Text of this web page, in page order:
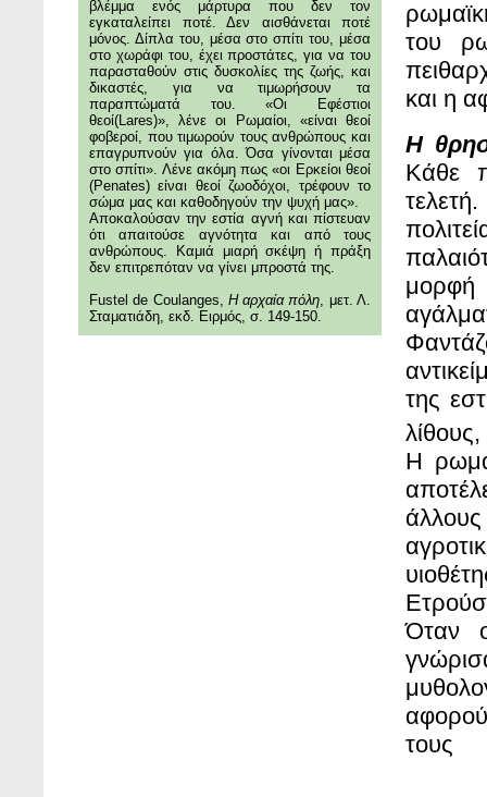
βλέμμα ενός μάρτυρα που δεν τον
εγκαταλείπει ποτέ. Δεν αισθάνεται ποτέ
μόνος. Δίπλα του, μέσα στο σπίτι του, μέσα
στο χωράφι του, έχει προστάτες, για να του
παρασταθούν στις δυσκολίες της ζωής, και
δικαστές, για να τιμωρήσουν τα
παραπτώματά του. «Οι Εφέστιοι
θεοί(Lares)», λένε οι Ρωμαίοι, «είναι θεοί
φοβεροί, που τιμωρούν τους ανθρώπους και
επαγρυπνούν για όλα. Όσα γίνονται μέσα
στο σπίτι». Λένε ακόμη πως «οι Ερκείοι θεοί
(Penates) είναι θεοί ζωοδόχοι, τρέφουν το
σώμα μας και καθοδηγούν την ψυχή μας».
Αποκαλούσαν την εστία αγνή και πίστευαν
ότι απαιτούσε αγνότητα και από τους
ανθρώπους. Καμιά μιαρή σκέψη ή πράξη
δεν επιτρεπόταν να γίνει μπροστά της.
Fustel de Coulanges, Η αρχαία πόλη, μετ. Λ.
Σταματιάδη, εκδ. Ειρμός, σ. 149-150.
του
και η
Η
Κάθε
μορφή
της
Η
Όταν
τους